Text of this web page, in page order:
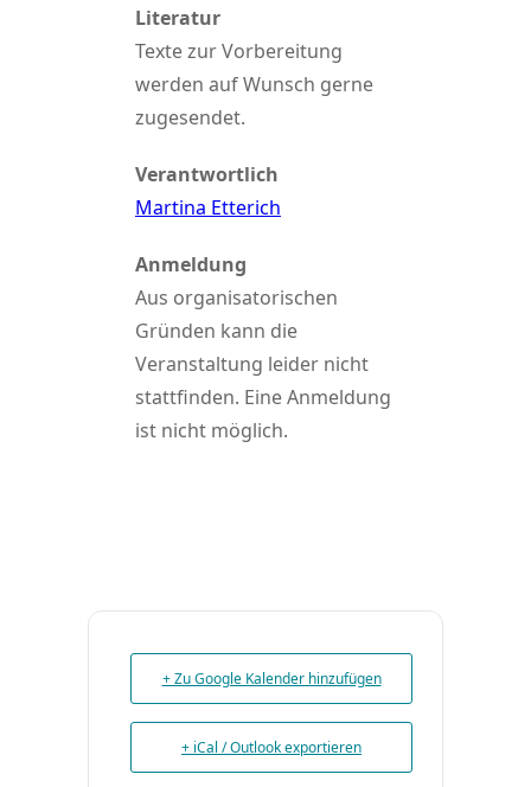
Literatur
Texte zur Vorbereitung
werden auf Wunsch gerne
zugesendet.
Verantwortlich
Martina Etterich
Anmeldung
Aus organisatorischen
Gründen kann die
Veranstaltung leider nicht
stattfinden. Eine Anmeldung
ist nicht möglich.
+ Zu Google Kalender hinzufügen
+ iCal / Outlook exportieren